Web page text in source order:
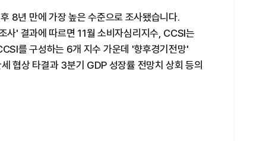
8년 만에 가장 높은 수준으로 조사됐습니다.
' 결과에 따르면 11월 소비자심리지수, CCSI는
를 구성하는 6개 지수 가운데 '향후경기전망'
협상 타결과 3분기 GDP 성장률 전망치 상회 등의